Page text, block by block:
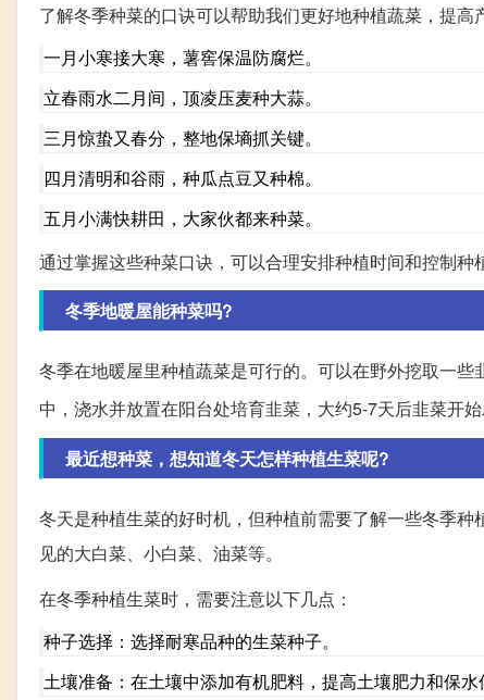
了解冬季种菜的口诀可以帮助我们更好地种植蔬菜，提高
一月小寒接大寒，薯窖保温防腐烂。
立春雨水二月间，顶凌压麦种大蒜。
三月惊蛰又春分，整地保墒抓关键。
四月清明和谷雨，种瓜点豆又种棉。
五月小满快耕田，大家伙都来种菜。
通过掌握这些种菜口诀，可以合理安排种植时间和控制种
冬季地暖屋能种菜吗?
冬季在地暖屋里种植蔬菜是可行的。可以在野外挖取一
中，浇水并放置在阳台处培育韭菜，大约5-7天后韭菜开
最近想种菜，想知道冬天怎样种植生菜呢?
冬天是种植生菜的好时机，但种植前需要了解一些冬季
见的大白菜、小白菜、油菜等。
在冬季种植生菜时，需要注意以下几点：
种子选择：选择耐寒品种的生菜种子。
土壤准备：在土壤中添加有机肥料，提高土壤肥力和保水